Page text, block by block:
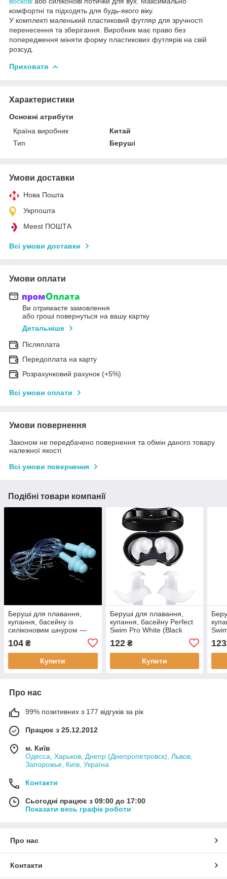
комфортні та підходять для будь-якого віку.
У комплекті маленький пластиковий футляр для зручності
перенесення та зберігання. Виробник має право без
попередження міняти форму пластикових футлярів на свій
розсуд.
Приховати
Характеристики
Основні атрибути
Країна виробник
Китай
Тип
Беруші
Умови доставки
Нова Пошта
Укрпошта
Meest ПОШТА
Всі умови доставки
Умови оплати
Ви отримаєте замовлення
або гроші повернуться на вашу картку
Детальніше
Післяплата
Передоплата на карту
Розрахунковий рахунок (+5%)
Всі умови оплати
Умови повернення
Законом не передбачено повернення та обмін даного товару
належної якості
Всі умови повернення
Подібні товари компанії
Беруші для плавання,
купання, басейну із
силіконовим шнуром —
104 ₴
Купити
Беруші для плавання,
купання, басейну Perfect
Swim Pro White (Black
122₴
Купити
123
Про нас
99% позитивних з 177 відгуків за рік
Працює з 25.12.2012
м. Київ
Одесса, Харьков, Днепр (Днепропетровск), Львов,
Запорожье, Київ, Україна
Контакти
Сьогодні працює з 09:00 до 17:00
Показати весь графік роботи
Про нас
Контакти